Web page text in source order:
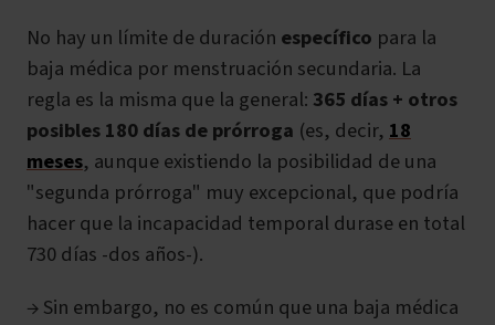
No hay un límite de duración específico para la
baja médica por menstruación secundaria. La
regla es la misma que la general: 365 días + otros
posibles 180 días de prórroga (es, decir, 18
meses, aunque existiendo la posibilidad de una
"segunda prórroga" muy excepcional, que podría
hacer que la incapacidad temporal durase en total
730 días -dos años-).
→ Sin embargo, no es común que una baja médica